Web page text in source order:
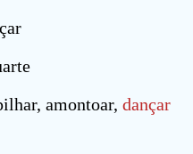
amontoar, dançar